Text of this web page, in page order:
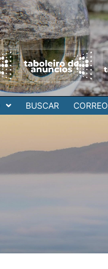
BUSCAR CORREO